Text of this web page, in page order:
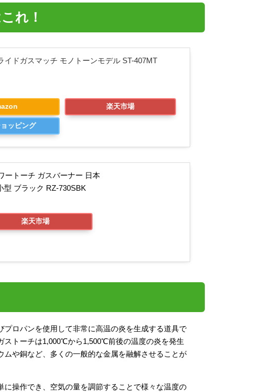
れ！
イドガスマッチ モノトーンモデル ST-407MT
楽天市場
ッピング
ートーチ ガスバーナー 日本
型 ブラック RZ-730SBK
楽天市場
ロパンを使用して非常に高温の炎を生成する道具で
ストーチは1,000℃から1,500℃前後の温度の炎を発生
や銅など、多くの一般的な金属を融解させることが
操作でき、空気の量を調節することで様々な温度の